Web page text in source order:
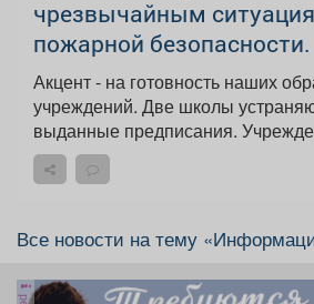
чрезвычайным
пожарной безопасности.
Акцент - на готовность наших
учреждений. Две школы устраняют ранее
выданные предписания.
Все новости на тему